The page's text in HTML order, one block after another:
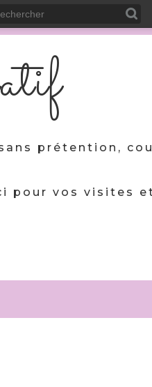
prétention,
pour vos visites